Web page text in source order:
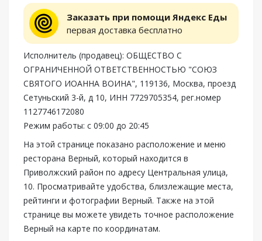
Заказать при помощи Яндекс Еды
первая доставка бесплатно
Исполнитель (продавец): ОБЩЕСТВО С
ОГРАНИЧЕННОЙ ОТВЕТСТВЕННОСТЬЮ "СОЮЗ
СВЯТОГО ИОАННА ВОИНА", 119136, Москва, проезд
Сетуньский 3-й, д 10, ИНН 7729705354, рег.номер
1127746172080
Режим работы: с 09:00 до 20:45
На этой странице показано расположение и меню
ресторана Верный, который находится в
Приволжский район по адресу Центральная улица,
10. Просматривайте удобства, близлежащие места,
рейтинги и фотографии Верный. Также на этой
странице вы можете увидеть точное расположение
Верный на карте по координатам.